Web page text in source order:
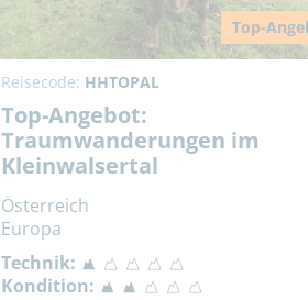
Top-
Reisecode: HHTOPAL
Top-Angebot:
Traumwanderungen im
Kleinwalsertal
Österreich
Europa
Technik:
Kondition: